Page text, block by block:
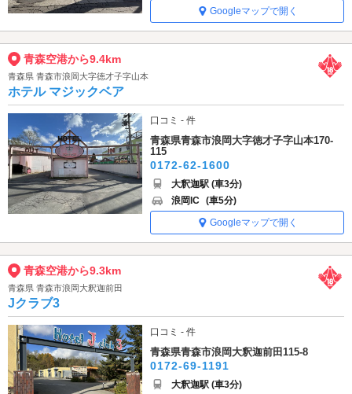
Googleマップで開く
青森空港から9.4km
青森県 青森市浪岡大字徳才子字山本
ホテル マジックベア
口コミ - 件
青森県青森市浪岡大字徳才子字山本170-
115
0172-62-1600
大釈迦駅 (車3分)
浪岡IC (車5分)
Googleマップで開く
青森空港から9.3km
青森県 青森市浪岡大釈迦前田
Jクラブ3
口コミ - 件
青森県青森市浪岡大釈迦前田115-8
0172-69-1191
大釈迦駅 (車3分)